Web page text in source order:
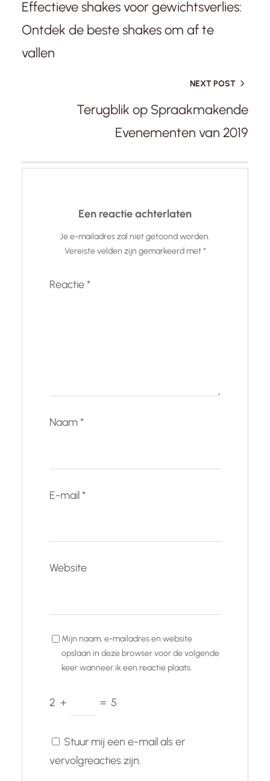
Effectieve shakes voor gewichtsverlies:
Ontdek de beste shakes om af te
vallen
NEXT POST
Terugblik op Spraakmakende
Evenementen van 2019
Een reactie achterlaten
Je e-mailadres zal niet getoond worden.
Vereiste velden zijn gemarkeerd met*
Reactie*
Naam*
E-mail*
Website
Mijn naam, e-mailadres en website
opslaan in deze browser voor de volgende
keer wanneer ik een reactie plaats.
2 + = 5
Stuur mij een e-mail als er
vervolgreacties zijn.